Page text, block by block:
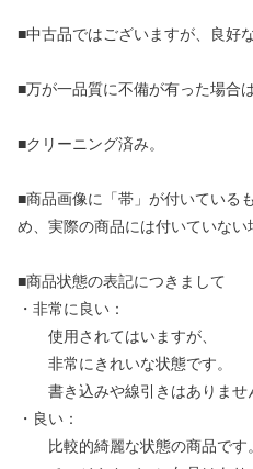
■中古品ではございますが、良好
■万が一品質に不備が有った場合
■クリーニング済み。
■商品画像に「帯」が付いている
め、実際の商品には付いていない
■商品状態の表記につきまして
・非常に良い：
使用されてはいますが、
非常にきれいな状態です。
書き込みや線引きはありませ
・良い：
比較的綺麗な状態の商品です。